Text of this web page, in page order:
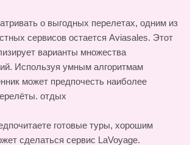
о выгодных перелетах, одним из
сервисов остается Aviasales. Этот
варианты множества
Используя умным алгоритмам
может предпочесть наиболее
отдых
готовые туры, хорошим
сделаться сервис LaVoyage.